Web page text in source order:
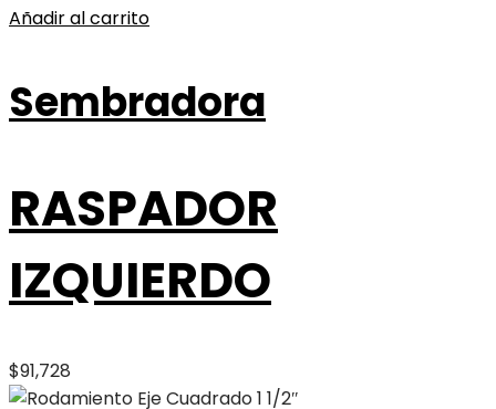
Añadir al carrito
Sembradora
RASPADOR
IZQUIERDO
$91,728